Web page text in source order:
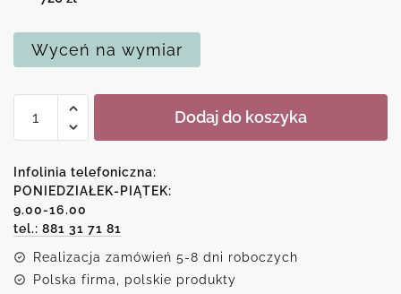
Wyceń na wymiar
Foto-
wyznanie
Dodaj do koszyka
Infolinia telefoniczna:
PONIEDZIAŁEK-PIĄTEK:
9.00-16.00
tel.: 881 31 71 81
Realizacja zamówień 5-8 dni roboczych
Polska firma, polskie produkty